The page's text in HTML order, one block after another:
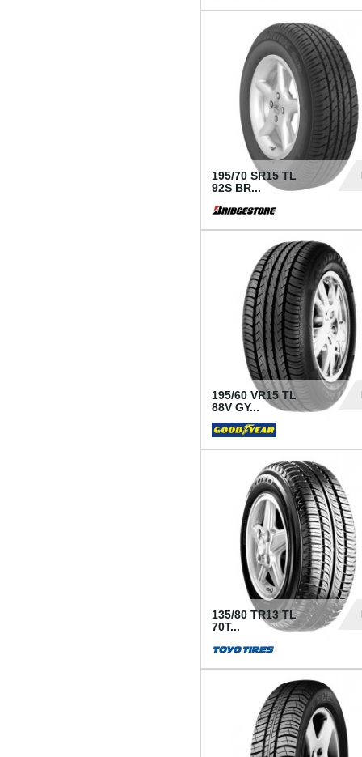
195/70 SR15 TL
92S BR...
195/60 VR15 TL
88V GY...
135/80 TR13 TL
70T...